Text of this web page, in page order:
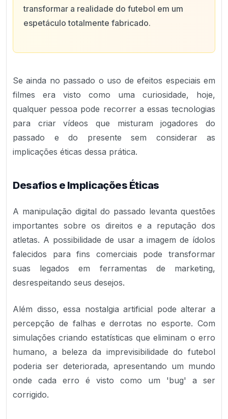
transformar a realidade do futebol em um
espetáculo totalmente fabricado.
Se ainda no passado o uso de efeitos especiais em
filmes era visto como uma curiosidade, hoje,
qualquer pessoa pode recorrer a essas tecnologias
para criar vídeos que misturam jogadores do
passado e do presente sem considerar as
implicações éticas dessa prática.
Desafios e Implicações Éticas
A manipulação digital do passado levanta questões
importantes sobre os direitos e a reputação dos
atletas. A possibilidade de usar a imagem de ídolos
falecidos para fins comerciais pode transformar
suas legados em ferramentas de marketing,
desrespeitando seus desejos.
Além disso, essa nostalgia artificial pode alterar a
percepção de falhas e derrotas no esporte. Com
simulações criando estatísticas que eliminam o erro
humano, a beleza da imprevisibilidade do futebol
poderia ser deteriorada, apresentando um mundo
onde cada erro é visto como um 'bug' a ser
corrigido.